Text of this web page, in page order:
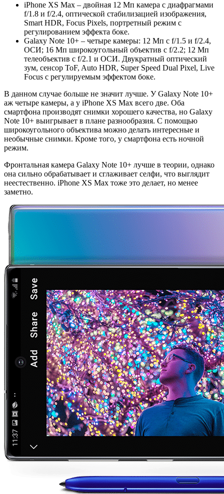
iPhone XS Max – двойная 12 Мп камера с диафрагмами
f/1.8 и f/2.4, оптической стабилизацией изображения,
Smart HDR, Focus Pixels, портретный режим с
регулированием эффекта боке.
Galaxy Note 10+ – четыре камеры: 12 Мп с f/1.5 и f/2.4,
ОСИ; 16 Мп широкоугольный объектив с f/2.2; 12 Мп
телеобъектив с f/2.1 и ОСИ. Двукратный оптический
зум, сенсор ToF, Auto HDR, Super Speed Dual Pixel, Live
Focus с регулируемым эффектом боке.
В данном случае больше не значит лучше. У Galaxy Note 10+
аж четыре камеры, а у iPhone XS Max всего две. Оба
смартфона производят снимки хорошего качества, но Galaxy
Note 10+ выигрывает в плане разнообразия. С помощью
широкоугольного объектива можно делать интересные и
необычные снимки. Кроме того, у смартфона есть ночной
режим.
Фронтальная камера Galaxy Note 10+ лучше в теории, однако
она сильно обрабатывает и сглаживает селфи, что выглядит
неестественно. iPhone XS Max тоже это делает, но менее
заметно.